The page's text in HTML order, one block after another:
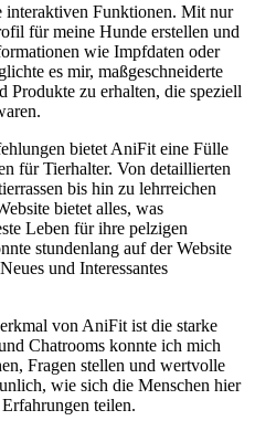
Funktionen. Mit nur
für meine Hunde erstellen​ und
wie Impfdaten oder
es mir, maßgeschneiderte
zu erhalten, die speziell
bietet AniFit eine Fülle
für Tierhalter. Von detaillierten
bis hin zu⁤ lehrreichen
⁢bietet alles, was
Leben⁢ für ihre pelzigen
stundenlang auf der Website
und Interessantes
von ⁢AniFit ist die starke
Chatrooms konnte ​ich ‍mich
Fragen stellen und wertvolle
wie sich die Menschen hier
teilen.